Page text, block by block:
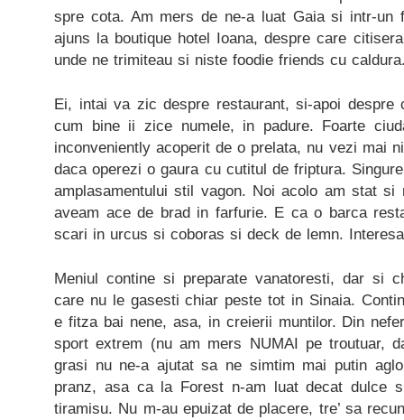
spre cota. Am mers de ne-a luat Gaia si intr-un
ajuns la boutique hotel Ioana, despre care
unde ne trimiteau si niste foodie friends cu
Ei, intai va zic despre restaurant, si-apoi despre
cum bine ii zice numele, in padure. Foarte
inconveniently acoperit de o prelata, nu vezi mai
daca operezi o gaura cu cutitul de friptura.
amplasamentului stil vagon. Noi acolo am stat
aveam ace de brad in farfurie. E ca o barca
scari in urcus si coboras si deck de lemn.
Meniul contine si preparate vanatoresti, dar si
care nu le gasesti chiar peste tot in Sinaia.
e fitza bai nene, asa, in creierii muntilor. Din
sport extrem (nu am mers NUMAI pe troutuar,
grasi nu ne-a ajutat sa ne simtim mai putin
pranz, asa ca la Forest n-am luat decat dulce
tiramisu. Nu m-au epuizat de placere, tre’ sa